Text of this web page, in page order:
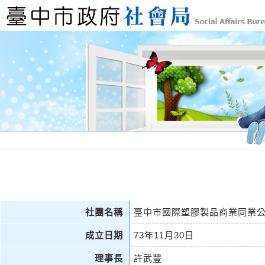
社團名稱 臺中市國際塑膠製品商業同業
成立日期 73年11月30日
理事長 許武豐